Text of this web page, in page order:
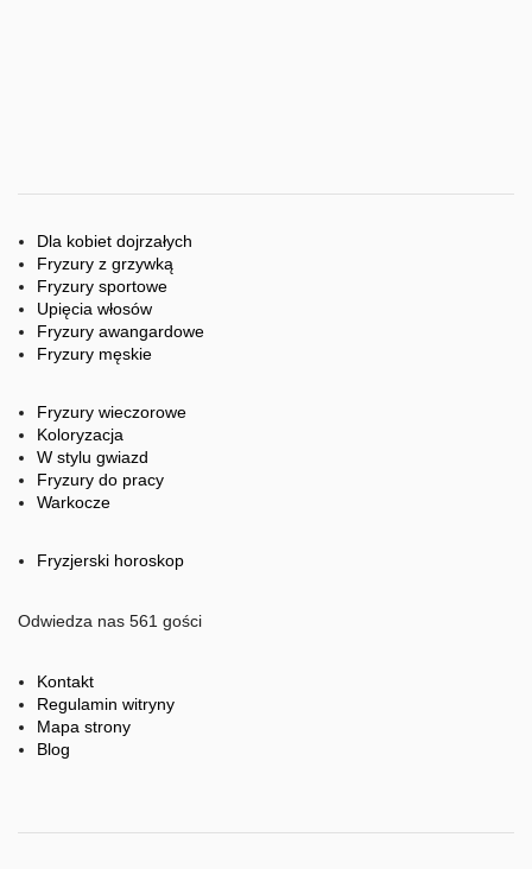
Dla kobiet dojrzałych
Fryzury z grzywką
Fryzury sportowe
Upięcia włosów
Fryzury awangardowe
Fryzury męskie
Fryzury wieczorowe
Koloryzacja
W stylu gwiazd
Fryzury do pracy
Warkocze
Fryzjerski horoskop
Odwiedza nas 561 gości
Kontakt
Regulamin witryny
Mapa strony
Blog